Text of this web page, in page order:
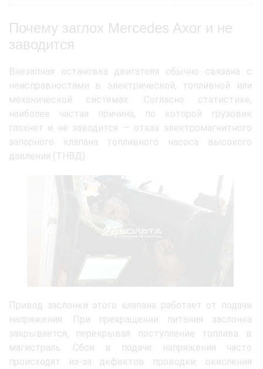
Почему заглох Mercedes Axor и не
заводится
Внезапная остановка двигателя обычно связана с
неисправностями в электрической, топливной или
механической системах. Согласно статистике,
наиболее частая причина, по которой грузовик
глохнет и не заводится — отказ электромагнитного
запорного клапана топливного насоса высокого
давления (ТНВД).
Привод заслонки этого клапана работает от подачи
напряжения. При прекращении питания заслонка
закрывается, перекрывая поступление топлива в
магистраль. Сбои в подаче напряжения часто
происходят из-за дефектов проводки: окисления